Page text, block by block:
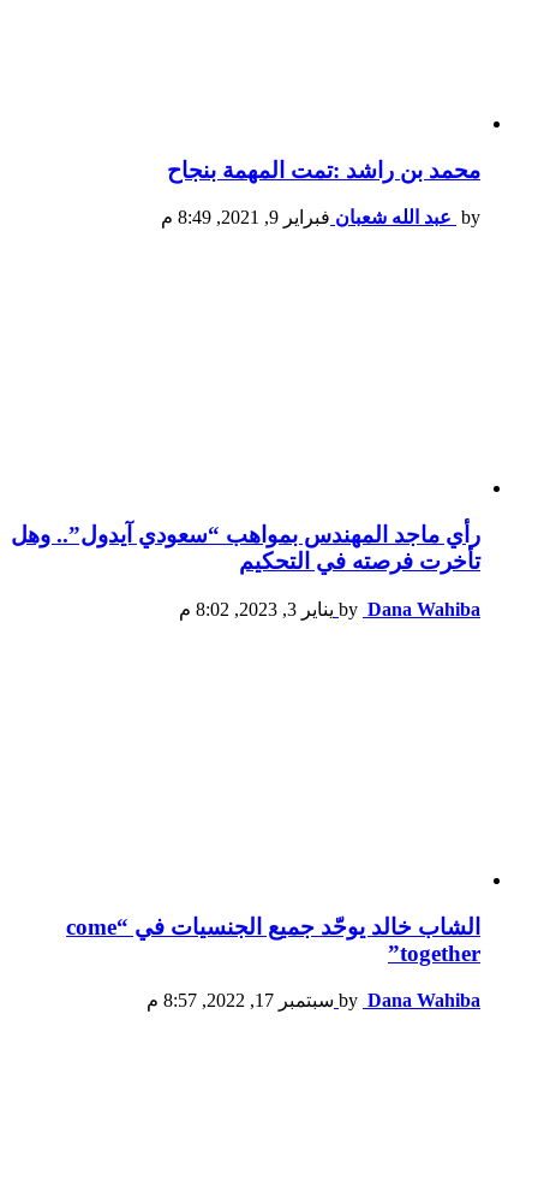
محمد بن راشد :تمت المهمة بنجاح
by عبد الله شعبان فبراير 9, 2021, 8:49 م
رأي ماجد المهندس بمواهب “سعودي آيدول”.. وهل
تأخرت فرصته في التحكيم
by Dana Wahiba يناير 3, 2023, 8:02 م
الشاب خالد يوحّد جميع الجنسيات في “come
together”
by Dana Wahiba سبتمبر 17, 2022, 8:57 م